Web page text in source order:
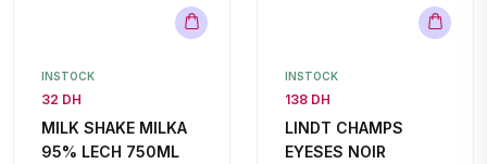
INSTOCK
32 DH
MILK SHAKE MILKA
95% LECH 750ML
INSTOCK
138 DH
LINDT CHAMPS
EYESES NOIR